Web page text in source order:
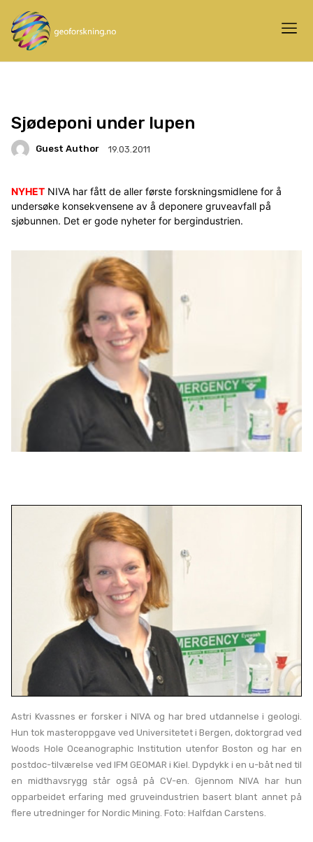
Sjødeponi under lupen
Guest Author 19.03.2011
NYHET NIVA har fått de aller første forskningsmidlene for å
undersøke konsekvensene av å deponere gruveavfall på
sjøbunnen. Det er gode nyheter for bergindustrien.
Astri Kvassnes er forsker i NIVA og har bred utdannelse i geologi.
Hun tok masteroppgave ved Universitetet i Bergen, doktorgrad ved
Woods Hole Oceanographic Institution utenfor Boston og har en
postdoc-tilværelse ved IFM GEOMAR i Kiel. Dypdykk i en u-båt ned til
en midthavsrygg står også på CV-en. Gjennom NIVA har hun
opparbeidet erfaring med gruveindustrien basert blant annet på
flere utredninger for Nordic Mining. Foto: Halfdan Carstens.